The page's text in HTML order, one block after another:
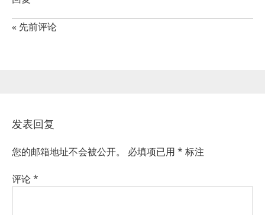
« 先前评论
发表回复
您的邮箱地址不会被公开。 必填项已用 * 标注
评论*